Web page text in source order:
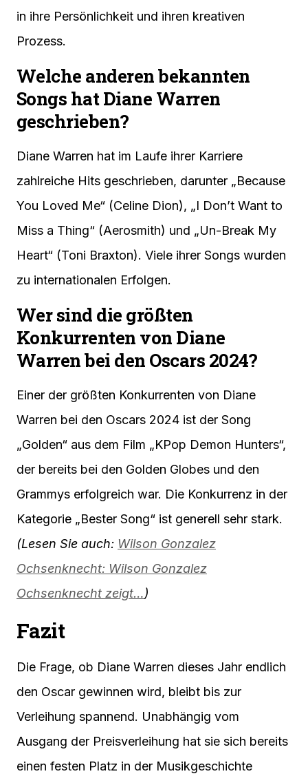
in ihre Persönlichkeit und ihren kreativen
Prozess.
Welche anderen bekannten
Songs hat Diane Warren
geschrieben?
Diane Warren hat im Laufe ihrer Karriere
zahlreiche Hits geschrieben, darunter „Because
You Loved Me“ (Celine Dion), „I Don’t Want to
Miss a Thing“ (Aerosmith) und „Un-Break My
Heart“ (Toni Braxton). Viele ihrer Songs wurden
zu internationalen Erfolgen.
Wer sind die größten
Konkurrenten von Diane
Warren bei den Oscars 2024?
Einer der größten Konkurrenten von Diane
Warren bei den Oscars 2024 ist der Song
„Golden“ aus dem Film „KPop Demon Hunters“,
der bereits bei den Golden Globes und den
Grammys erfolgreich war. Die Konkurrenz in der
Kategorie „Bester Song“ ist generell sehr stark.
(Lesen Sie auch: Wilson Gonzalez
Ochsenknecht: Wilson Gonzalez
Ochsenknecht zeigt…)
Fazit
Die Frage, ob Diane Warren dieses Jahr endlich
den Oscar gewinnen wird, bleibt bis zur
Verleihung spannend. Unabhängig vom
Ausgang der Preisverleihung hat sie sich bereits
einen festen Platz in der Musikgeschichte